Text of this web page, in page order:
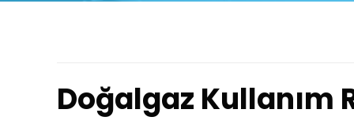
Doğalgaz Kullanım